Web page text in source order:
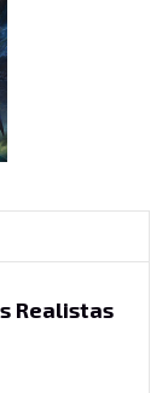
Realistas